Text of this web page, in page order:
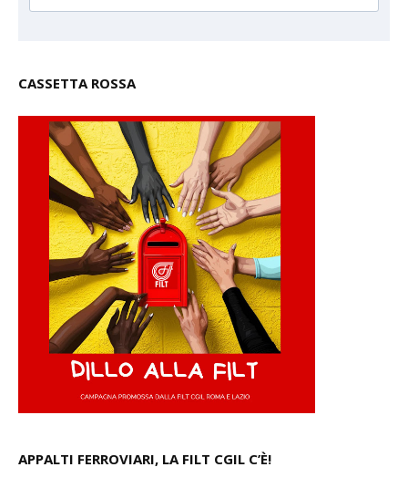
CASSETTA ROSSA
APPALTI FERROVIARI, LA FILT CGIL C’È!